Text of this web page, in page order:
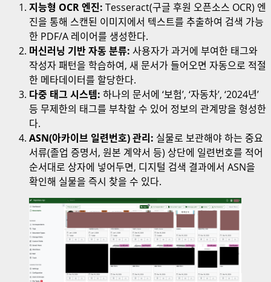
지능형 OCR 엔진: Tesseract(구글 후원 오픈소스 OCR) 엔
진을 통해 스캔된 이미지에서 텍스트를 추출하여 검색 가능
한 PDF/A 레이어를 생성한다.
머신러닝 기반 자동 분류: 사용자가 과거에 부여한 태그와
작성자 패턴을 학습하여, 새 문서가 들어오면 자동으로 적절
한 메타데이터를 할당한다.
다중 태그 시스템: 하나의 문서에 ‘보험’, ‘자동차’, ‘2024년’
등 무제한의 태그를 부착할 수 있어 정보의 관계망을 형성한
다.
ASN(아카이브 일련번호) 관리: 실물로 보관해야 하는 중요
서류(졸업 증명서, 원본 계약서 등) 상단에 일련번호를 적어
순서대로 상자에 넣어두면, 디지털 검색 결과에서 ASN을
확인해 실물을 즉시 찾을 수 있다.